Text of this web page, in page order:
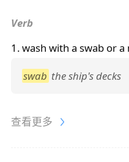
Verb
1. wash with a swabor a
swab the ship's decks
查看更多